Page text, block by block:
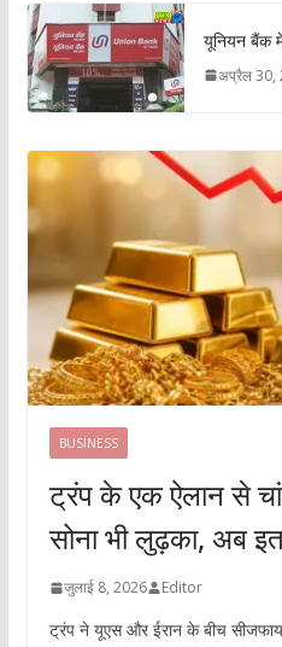
यूनियन बैंक में
अप्रैल 30,
BUSINESS
ट्रंप के एक ऐलान से
सोना भी लुढ़का, अब
जुलाई 8, 2026 Editor
ट्रंप ने यूएस और ईरान के बीच